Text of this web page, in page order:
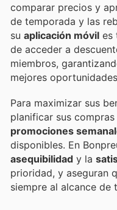
comparar precios y
de temporada y las
su aplicación móvil es
de acceder a
miembros,
mejores
Para maximizar sus
planificar sus
promociones
disponibles. En
asequibilidad y la
prioridad, y aseguran
siempre al alcance de